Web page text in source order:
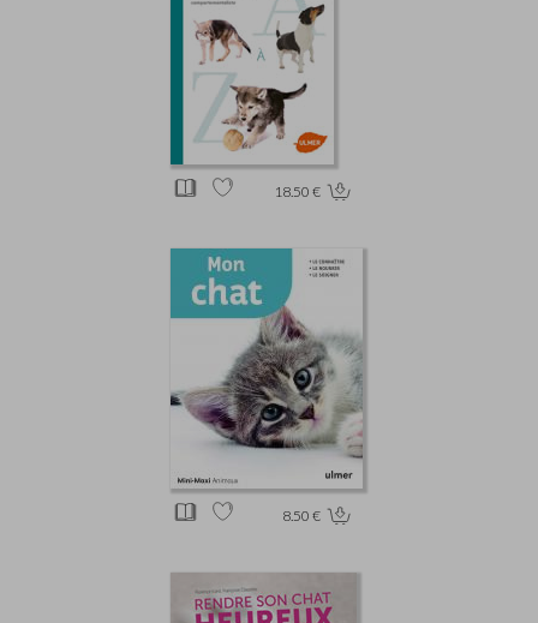
18.50 €
8.50 €